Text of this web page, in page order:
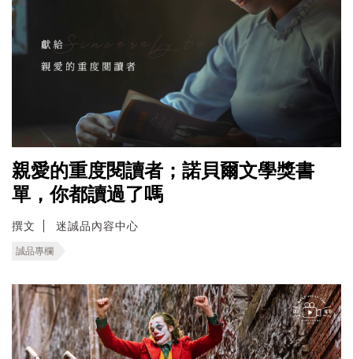
親愛的重度閱讀者；諾貝爾文學獎書
單，你都讀過了嗎
撰文 迷誠品內容中心
誠品專欄